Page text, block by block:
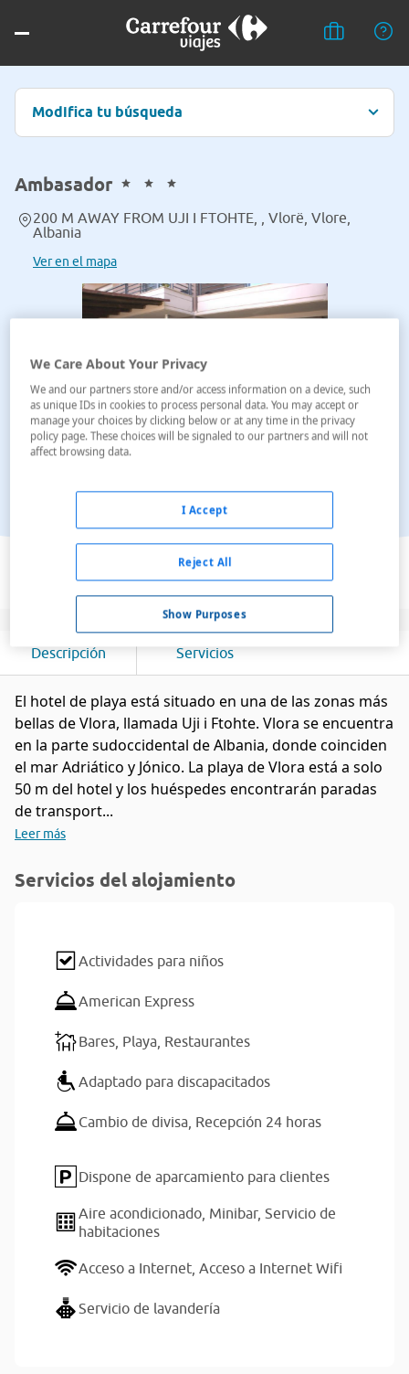
Modifica tu búsqueda
Ambasador
200 M AWAY FROM UJI I FTOHTE, , Vlorë, Vlore,
Albania
Ver en el mapa
Ver en el mapa
Descripción Servicios
El hotel de playa está situado en una de las zonas más
bellas de Vlora, llamada Uji i Ftohte. Vlora se encuentra
en la parte sudoccidental de Albania, donde coinciden
el mar Adriático y Jónico. La playa de Vlora está a solo
50 m del hotel y los huéspedes encontrarán paradas
de transport...
Leer más
Servicios del alojamiento
Actividades para niños
American Express
Bares, Playa, Restaurantes
Adaptado para discapacitados
Cambio de divisa, Recepción 24 horas
Dispone de aparcamiento para clientes
Aire acondicionado, Minibar, Servicio de
habitaciones
Acceso a Internet, Acceso a Internet Wifi
Servicio de lavandería
We Care About Your Privacy
We and our partners store and/or access information on a device, such
as unique IDs in cookies to process personal data. You may accept or
manage your choices by clicking below or at any time in the privacy
policy page. These choices will be signaled to our partners and will not
affect browsing data.
Show Purposes
Reject All
I Accept